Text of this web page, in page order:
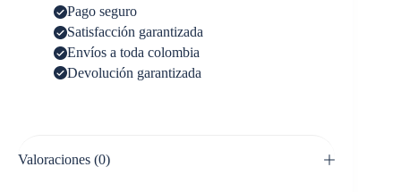
Pago seguro
Satisfacción garantizada
Envíos a toda colombia
Devolución garantizada
Valoraciones (0)